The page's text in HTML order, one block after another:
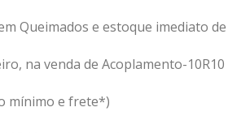
Queimados e estoque imediato
na venda de Acoplamento-10R10
mínimo e frete*)